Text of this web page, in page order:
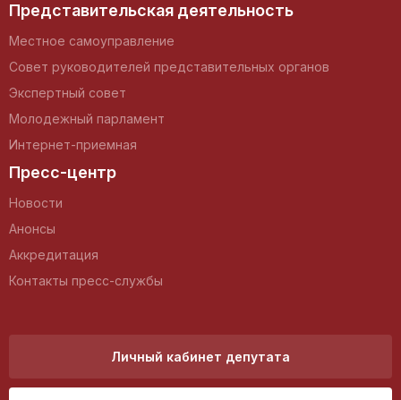
Представительская деятельность
Местное самоуправление
Совет руководителей представительных органов
Экспертный совет
Молодежный парламент
Интернет-приемная
Пресс-центр
Новости
Анонсы
Аккредитация
Контакты пресс-службы
Личный кабинет депутата